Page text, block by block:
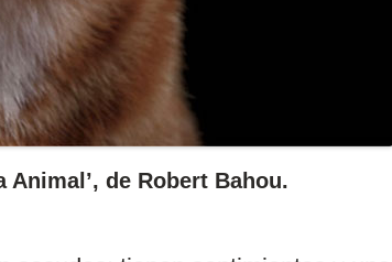
de Robert Bahou.